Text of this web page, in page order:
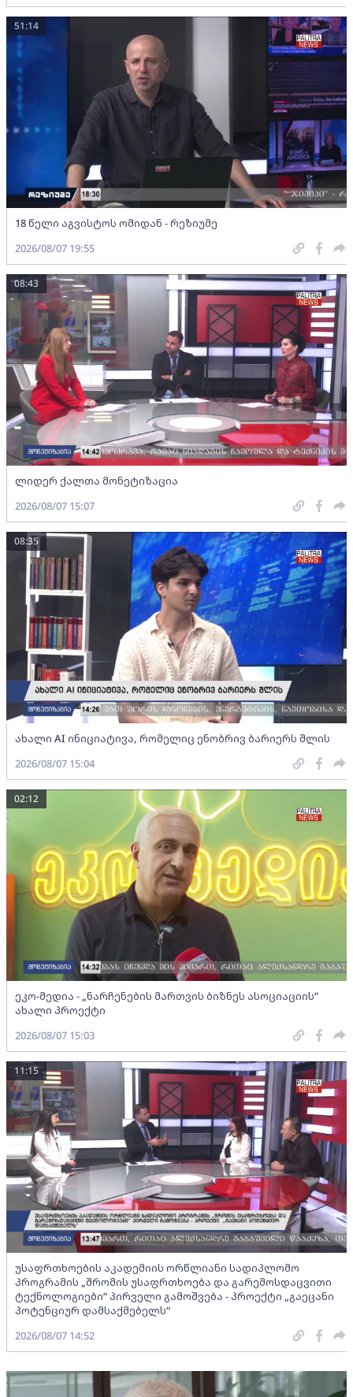
18 წელი აგვისტოს ომიდან - რეზიუმე
51:14
2026/08/07 19:55
ლიდერ ქალთა მონეტიზაცია
08:43
2026/08/07 15:07
ახალი AI ინიციატივა, რომელიც ენობრივ ბარიერს შლის
08:35
2026/08/07 15:04
ეკო-მედია - „ნარჩენების მართვის ბიზნეს ასოციაციის”
ახალი პროექტი
02:12
2026/08/07 15:03
უსაფრთხოების აკადემიის ორწლიანი სადიპლომო
პროგრამის „შრომის უსაფრთხოება და გარემოსდაცვითი
ტექნოლოგიები“ პირველი გამოშვება - პროექტი „გაეცანი
პოტენციურ დამსაქმებელს“
11:15
2026/08/07 14:52